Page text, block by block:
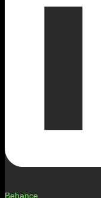
Behance